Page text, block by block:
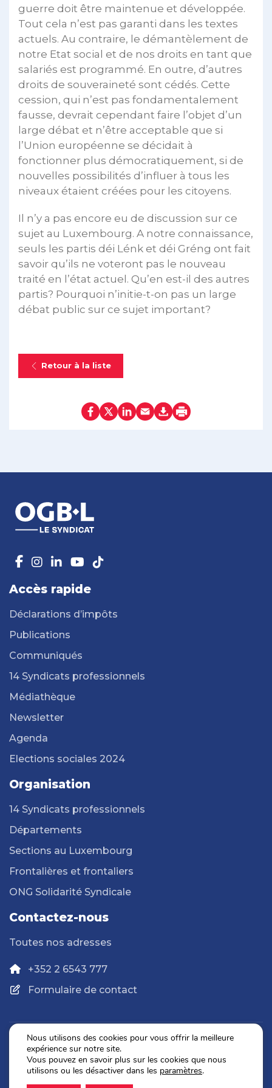
guerre doit être maintenue et développée.
Tout cela n’est pas garanti dans les textes
actuels. Au contraire, le démantèlement de
notre Etat social et de nos droits en tant que
salariés est programmé. En outre, d’autres
droits de souveraineté sont cédés. Cette
cession, qui n’est pas fondamentalement
fausse, devrait cependant faire l’objet d’un
large débat et n’être acceptable que si
l’Union européenne se décidait à
fonctionner plus démocratiquement, si de
nouvelles possibilités d’influer à tous les
niveaux étaient créées pour les citoyens.
Il n’y a pas encore eu de discussion sur ce
sujet au Luxembourg. A notre connaissance,
seuls les partis déi Lénk et déi Gréng ont fait
savoir qu’ils ne voteront pas le nouveau
traité en l’état actuel. Qu’en est-il des autres
partis? Pourquoi n’initie-t-on pas un large
débat public sur ce sujet important?
Retour à la liste
Accès rapide
Déclarations d’impôts
Publications
Communiqués
14 Syndicats professionnels
Médiathèque
Newsletter
Agenda
Elections sociales 2024
Organisation
14 Syndicats professionnels
Départements
Sections au Luxembourg
Frontalières et frontaliers
ONG Solidarité Syndicale
Contactez-nous
Toutes nos adresses
+352 2 6543 777
Formulaire de contact
Politique de confidentialité
Mentions légales
Nous utilisons des cookies pour vous offrir la meilleure
expérience sur notre site.
Vous pouvez en savoir plus sur les cookies que nous
utilisons ou les désactiver dans les paramètres.